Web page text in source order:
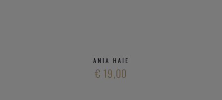
ANIA HAIE
€ 19,00